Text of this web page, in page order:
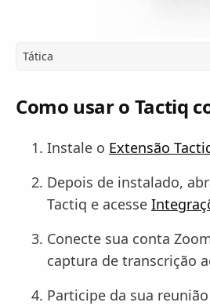
Tática
Como usar o Tactiq
Instale o Extensão
Depois de instalado,
Tactiq e acesse
Conecte sua conta
captura de transcrição
Participe da sua